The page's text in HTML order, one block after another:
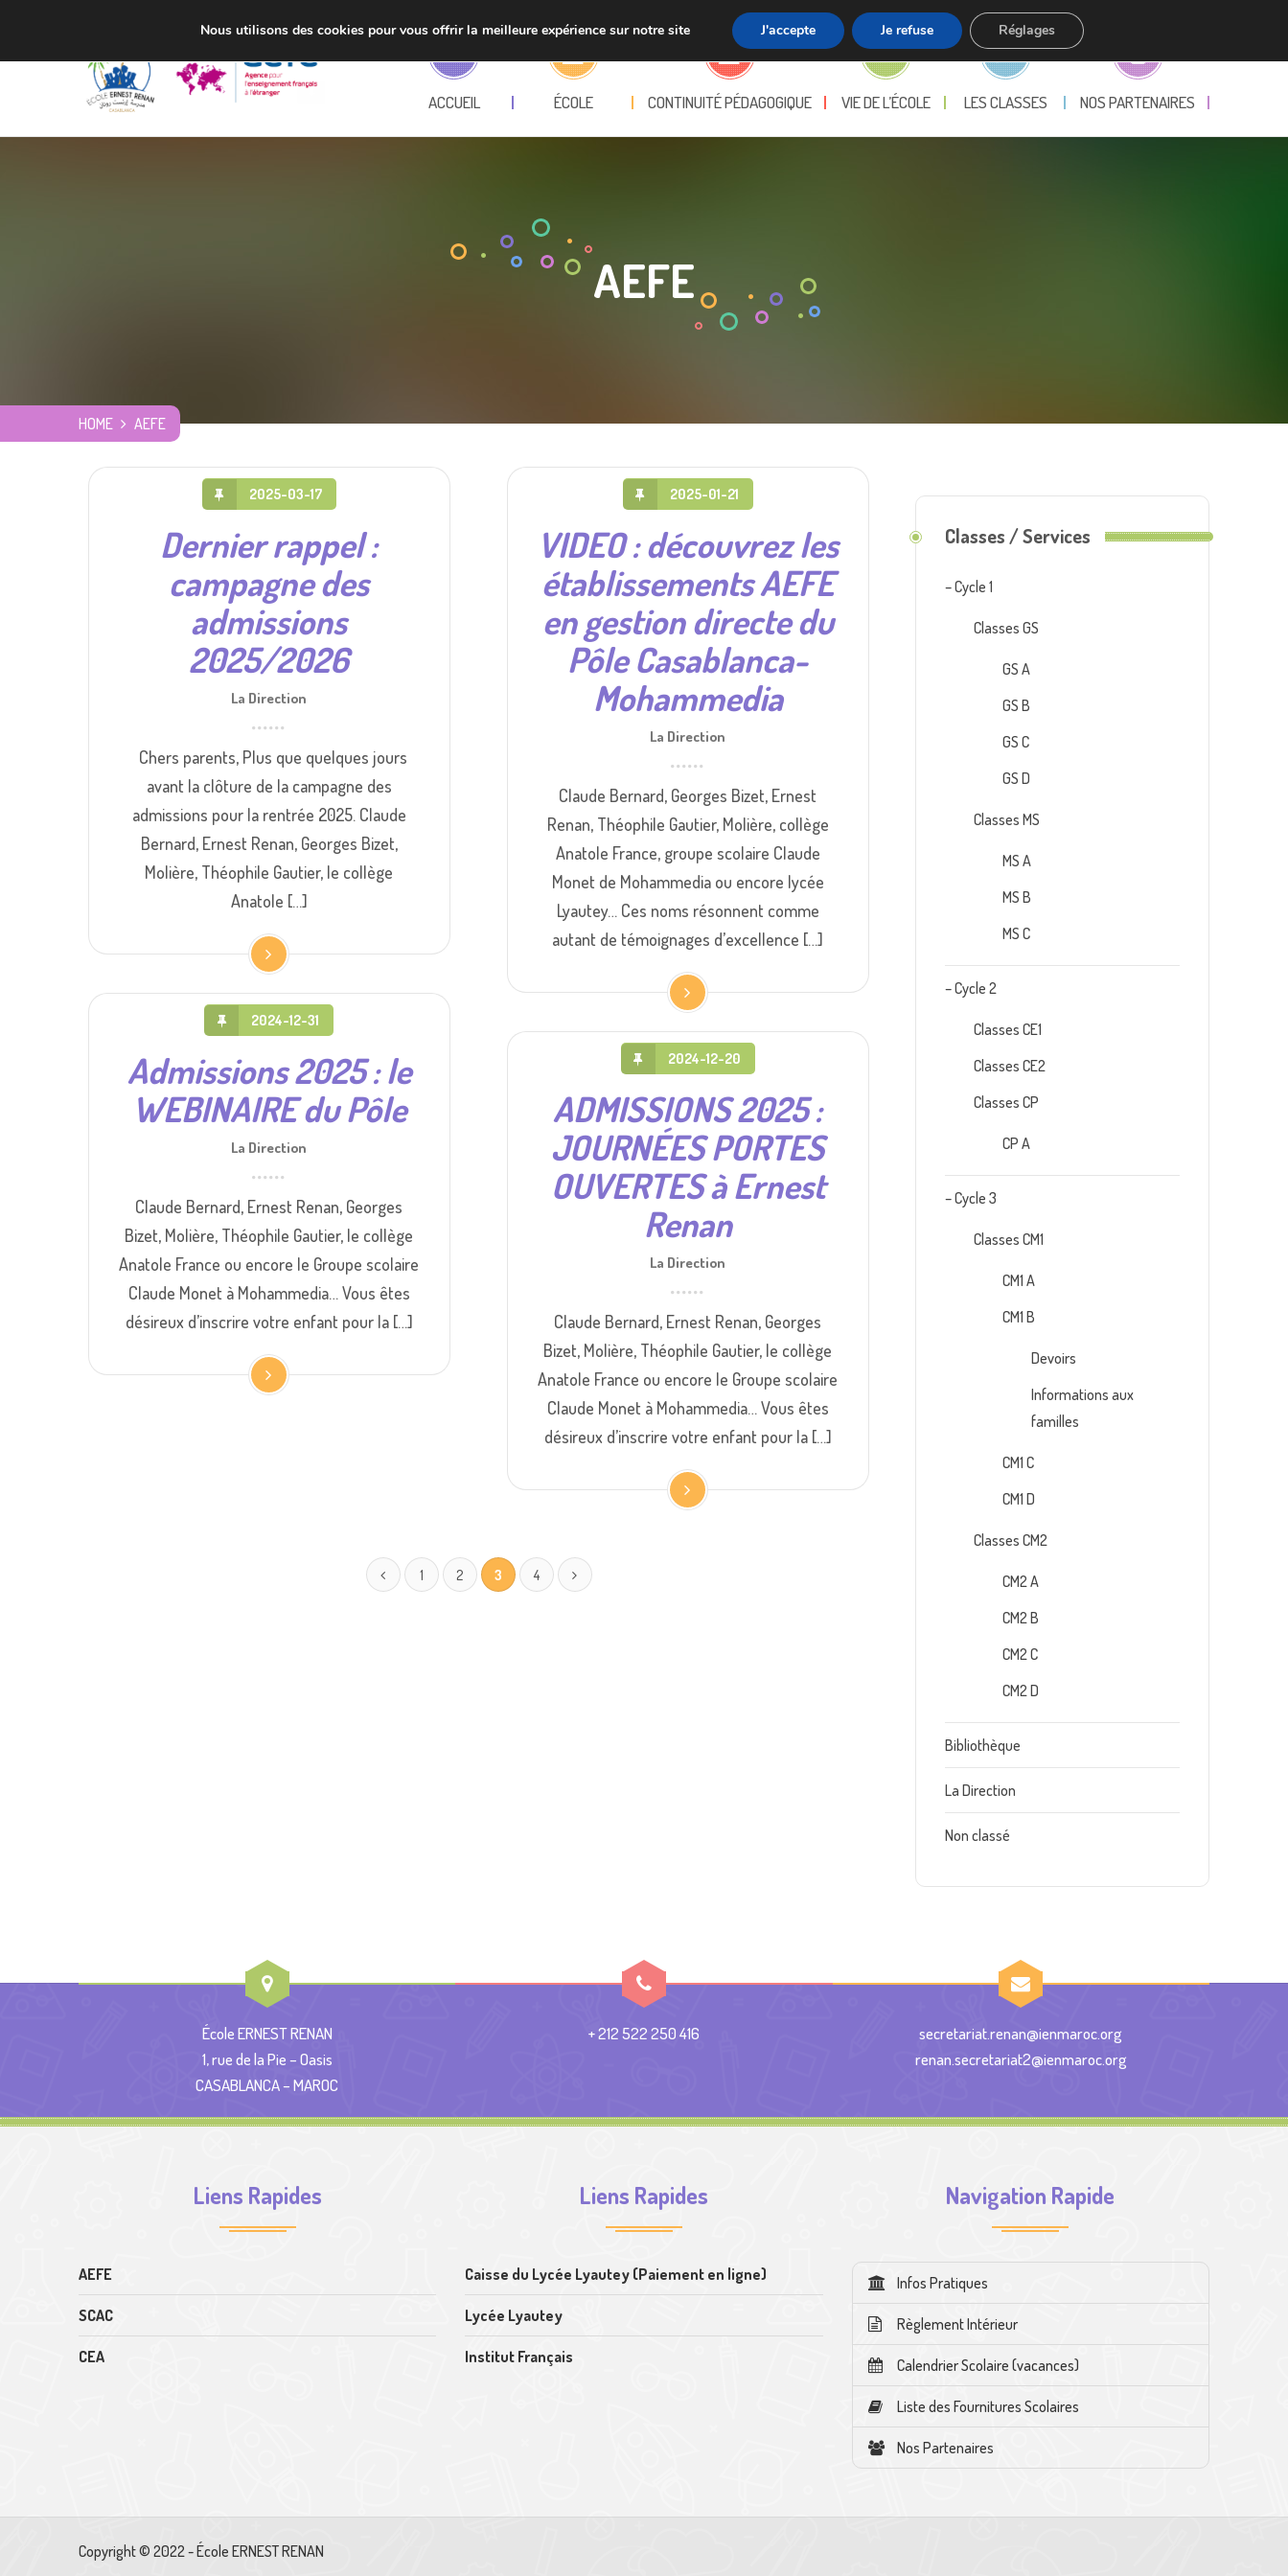
ACCUEIL ÉCOLE CONTINUITÉ PÉDAGOGIQUE VIE DE L’ÉCOLE LES CLASSES NOS PARTENAIRES
AEFE
HOME AEFE
2025-03-17
Dernier rappel :
campagne des
admissions
2025/2026
La Direction
Chers parents, Plus que quelques jours
avant la clôture de la campagne des
admissions pour la rentrée 2025. Claude
Bernard, Ernest Renan, Georges Bizet,
Molière, Théophile Gautier, le collège
Anatole […]
2025-01-21
VIDEO : découvrez les
établissements AEFE
en gestion directe du
Pôle Casablanca-
Mohammedia
La Direction
Claude Bernard, Georges Bizet, Ernest
Renan, Théophile Gautier, Molière, collège
Anatole France, groupe scolaire Claude
Monet de Mohammedia ou encore lycée
Lyautey… Ces noms résonnent comme
autant de témoignages d’excellence […]
2024-12-31
Admissions 2025 : le
WEBINAIRE du Pôle
La Direction
Claude Bernard, Ernest Renan, Georges
Bizet, Molière, Théophile Gautier, le collège
Anatole France ou encore le Groupe scolaire
Claude Monet à Mohammedia… Vous êtes
désireux d’inscrire votre enfant pour la […]
2024-12-20
ADMISSIONS 2025 :
JOURNÉES PORTES
OUVERTES à Ernest
Renan
La Direction
Claude Bernard, Ernest Renan, Georges
Bizet, Molière, Théophile Gautier, le collège
Anatole France ou encore le Groupe scolaire
Claude Monet à Mohammedia… Vous êtes
désireux d’inscrire votre enfant pour la […]
1 2 3 4
Classes / Services
– Cycle 1
Classes GS
GS A
GS B
GS C
GS D
Classes MS
MS A
MS B
MS C
– Cycle 2
Classes CE1
Classes CE2
Classes CP
CP A
– Cycle 3
Classes CM1
CM1 A
CM1 B
Devoirs
Informations aux
familles
CM1 C
CM1 D
Classes CM2
CM2 A
CM2 B
CM2 C
CM2 D
Bibliothèque
La Direction
Non classé
École ERNEST RENAN
1, rue de la Pie – Oasis
CASABLANCA – MAROC
+ 212 522 250 416
secretariat.renan@ienmaroc.org
renan.secretariat2@ienmaroc.org
Liens Rapides
AEFE
SCAC
CEA
Liens Rapides
Caisse du Lycée Lyautey (Paiement en ligne)
Lycée Lyautey
Institut Français
Navigation Rapide
Infos Pratiques
Règlement Intérieur
Calendrier Scolaire (vacances)
Liste des Fournitures Scolaires
Nos Partenaires
Copyright © 2022 - École ERNEST RENAN
Nous utilisons des cookies pour vous offrir la meilleure expérience sur notre site J'accepte Je refuse Réglages